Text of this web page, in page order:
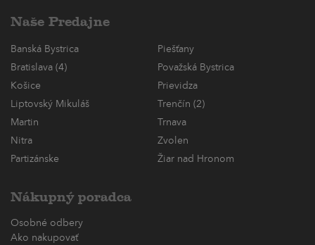
Naše Predajne
Banská Bystrica
Piešťany
Bratislava (4)
Považská Bystrica
Košice
Prievidza
Liptovský Mikuláš
Trenčín (2)
Martin
Trnava
Nitra
Zvolen
Partizánske
Žiar nad Hronom
Nákupný poradca
Osobné odbery
Ako nakupovať